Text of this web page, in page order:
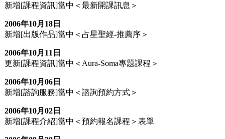
新增[課程資訊]當中＜最新開課訊息＞
2006年10月18日
新增[出版作品]當中＜占星聖經-推薦序＞
2006年10月11日
更新[課程資訊]當中＜Aura-Soma專題課程＞
2006年10月06日
新增[諮詢服務]當中＜諮詢預約方式＞
2006年10月02日
新增[課程介紹]當中＜預約報名課程＞表單